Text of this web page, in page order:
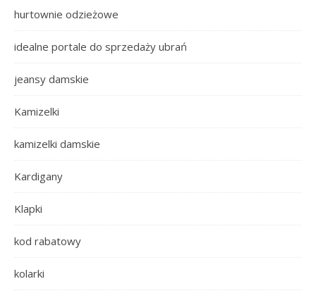
hurtownie odzieżowe
idealne portale do sprzedaży ubrań
jeansy damskie
Kamizelki
kamizelki damskie
Kardigany
Klapki
kod rabatowy
kolarki